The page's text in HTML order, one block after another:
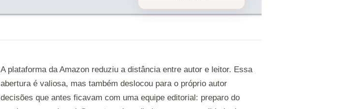
A plataforma da Amazon reduziu a distância entre autor e leitor. Essa
abertura é valiosa, mas também deslocou para o próprio autor
decisões que antes ficavam com uma equipe editorial: preparo do